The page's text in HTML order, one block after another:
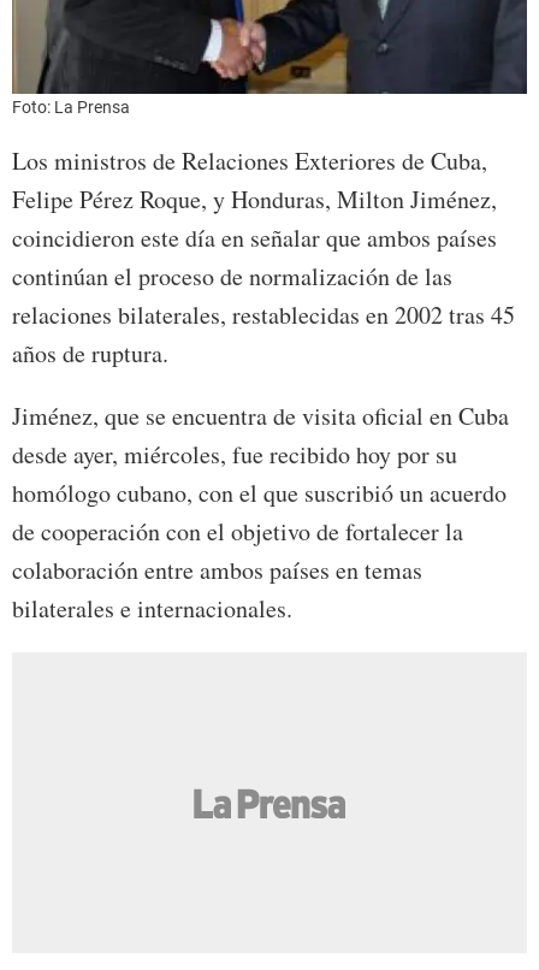
Foto: La Prensa
Los ministros de Relaciones Exteriores de Cuba,
Felipe Pérez Roque, y Honduras, Milton Jiménez,
coincidieron este día en señalar que ambos países
continúan el proceso de normalización de las
relaciones bilaterales, restablecidas en 2002 tras 45
años de ruptura.
Jiménez, que se encuentra de visita oficial en Cuba
desde ayer, miércoles, fue recibido hoy por su
homólogo cubano, con el que suscribió un acuerdo
de cooperación con el objetivo de fortalecer la
colaboración entre ambos países en temas
bilaterales e internacionales.